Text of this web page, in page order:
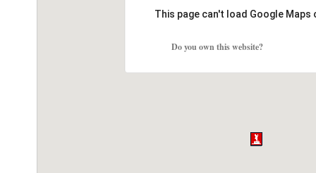
This page can't load Google
Do you own this website?